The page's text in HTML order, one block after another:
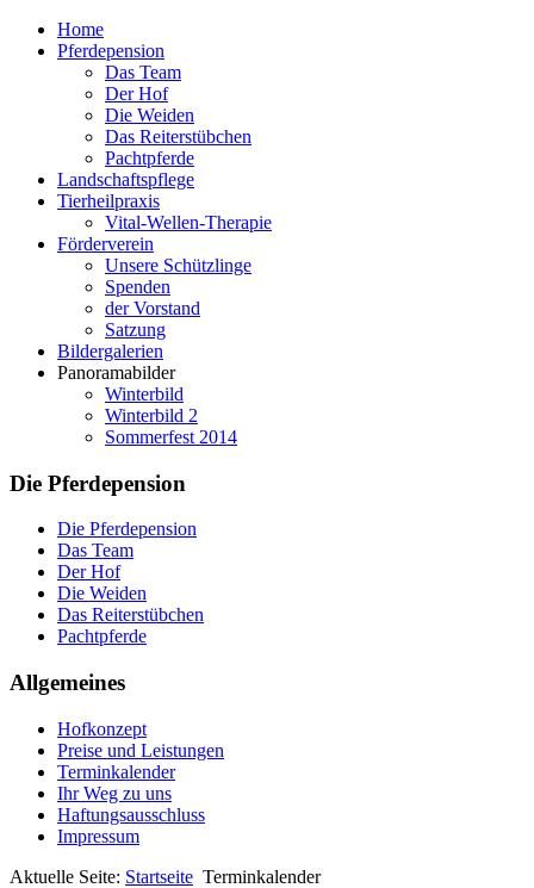
Home
Pferdepension
Das Team
Der Hof
Die Weiden
Das Reiterstübchen
Pachtpferde
Landschaftspflege
Tierheilpraxis
Vital-Wellen-Therapie
Förderverein
Unsere Schützlinge
Spenden
der Vorstand
Satzung
Bildergalerien
Panoramabilder
Winterbild
Winterbild 2
Sommerfest 2014
Die Pferdepension
Die Pferdepension
Das Team
Der Hof
Die Weiden
Das Reiterstübchen
Pachtpferde
Allgemeines
Hofkonzept
Preise und Leistungen
Terminkalender
Ihr Weg zu uns
Haftungsausschluss
Impressum
Aktuelle Seite: Startseite Terminkalender